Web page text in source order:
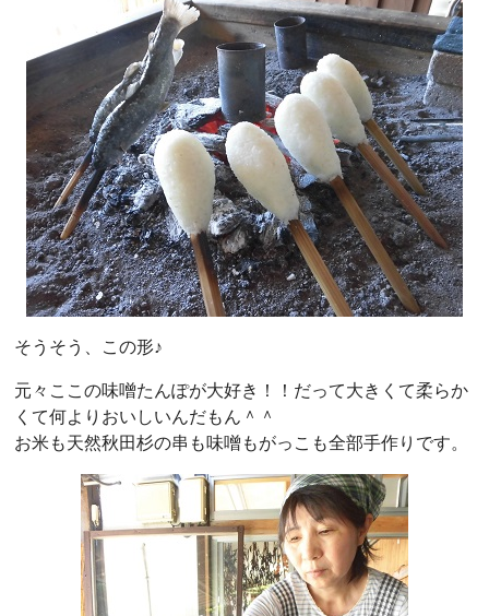
そうそう、この形♪
元々ここの味噌たんぽが大好き！！だって大きくて柔らか
くて何よりおいしいんだもん＾＾
お米も天然秋田杉の串も味噌もがっこも全部手作りです。